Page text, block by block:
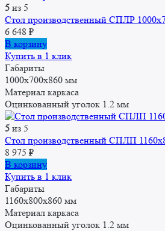
5 из 5
Стол производственный СПЛР
6 648 ₽
В корзину
Купить в 1 клик
Габариты
1000x700x860 мм
Материал каркаса
Оцинкованный уголок 1.2 мм
5 из 5
Стол производственный СПЛП
8 975 ₽
В корзину
Купить в 1 клик
Габариты
1160x800x860 мм
Материал каркаса
Оцинкованный уголок 1.2 мм